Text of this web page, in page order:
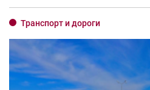
Транспорт и дороги